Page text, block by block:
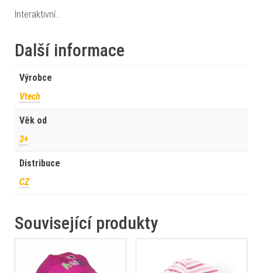
Interaktivní…
Další informace
Výrobce
Vtech
Věk od
3+
Distribuce
CZ
Související produkty